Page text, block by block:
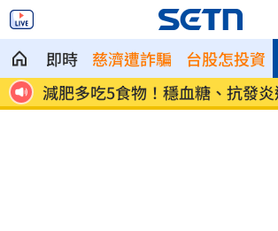
即時 慈濟遭詐騙 台股怎投資
人
減肥多吃5食物！穩血糖、抗發